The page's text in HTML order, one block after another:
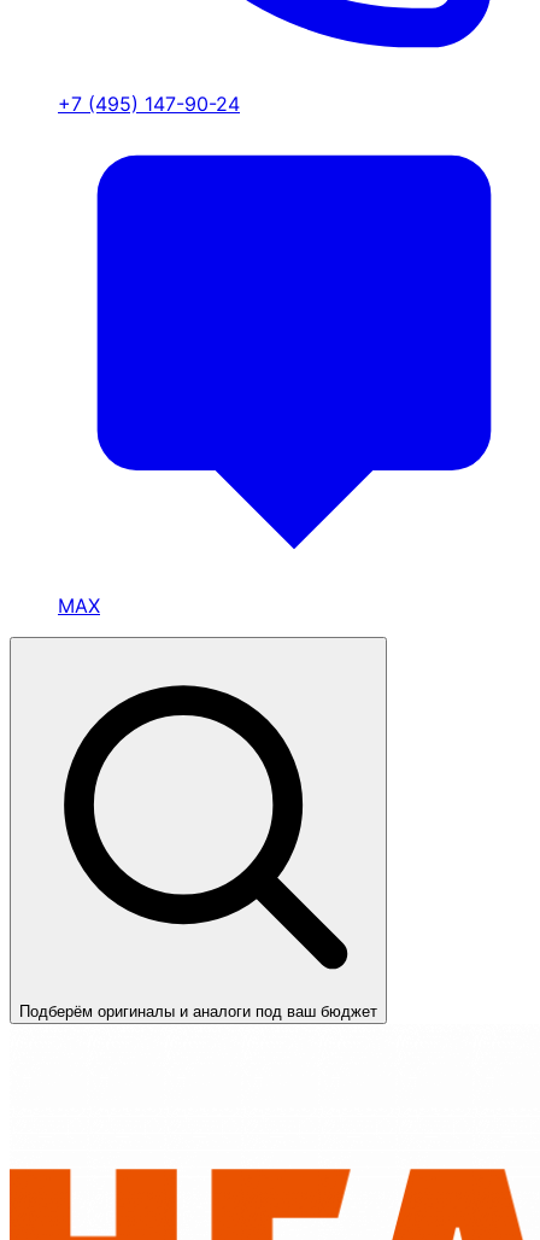
+7 (495) 147-90-24
MAX
Подберём оригиналы и аналоги под ваш бюджет